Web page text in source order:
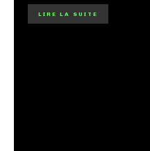
LIRE LA SUITE